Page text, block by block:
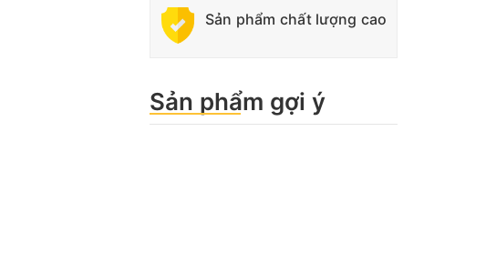
Sản phẩm chất lượng cao
Sản phẩm gợi ý